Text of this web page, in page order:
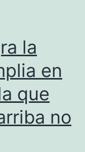
la
en
que
no